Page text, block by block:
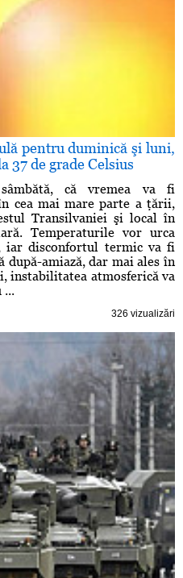
pentru duminică şi luni,
37 de grade Celsius
că vremea va fi
cea mai mare parte a ţării,
Transilvaniei şi local în
Temperaturile vor urca
iar disconfortul termic va fi
amiază, dar mai ales în
instabilitatea atmosferică va
...
326 vizualizări